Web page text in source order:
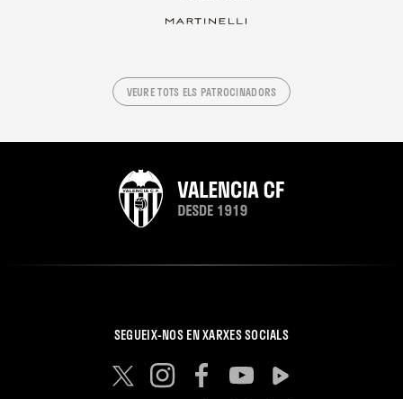
VEURE TOTS ELS PATROCINADORS
SEGUEIX-NOS EN XARXES SOCIALS